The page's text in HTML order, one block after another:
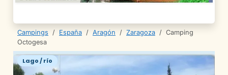
Campings / España / Aragón / Zaragoza / Camping
Octogesa
Lago / río